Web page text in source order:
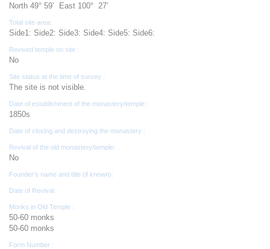
North 49° 59’ East 100° 27’
Total site area:
Side1: Side2: Side3: Side4: Side5: Side6:
Revived temple on site :
No
Site status at the time of survey :
The site is not visible.
Date of establishment of the monastery/temple :
1850s
Date of closing and destroying the monastery :
Revival of the old monastery/temple:
No
Founder's name and title (if known):
Date of Revival:
Monks in Old Temple :
50-60 monks
50-60 monks
Form Number :